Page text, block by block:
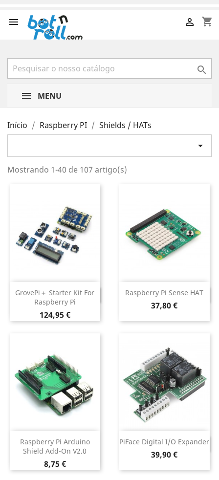
 shopping_cart


MENU
Início Raspberry PI Shields / HATs

Mostrando 1-40 de 107 artigo(s)
GrovePi＋ Starter Kit For
Raspberry Pi
Preço
124,95 €
DESCONTINUADO Raspberry Pi Sense HAT
Preço
37,80 €
DESCONTINUADO
Raspberry Pi Arduino
Shield Add-On V2.0
Preço
8,75 €
PiFace Digital I/O Expander
Preço
39,90 €
DESCONTINUADO